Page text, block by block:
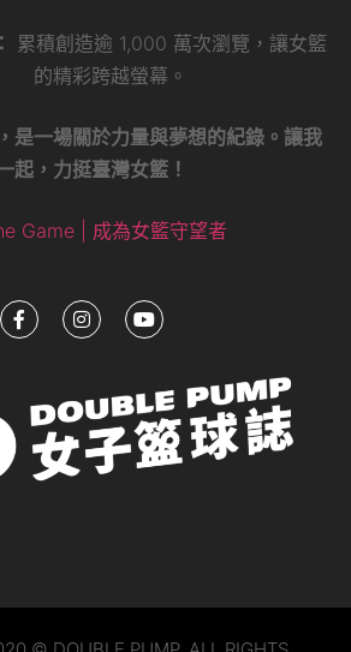
累積創造逾 1,000 萬次瀏覽，讓女籃
的精彩跨越螢幕。
是一場關於力量與夢想的紀錄。讓我
起，力挺臺灣女籃！
Game | 成為女籃守望者